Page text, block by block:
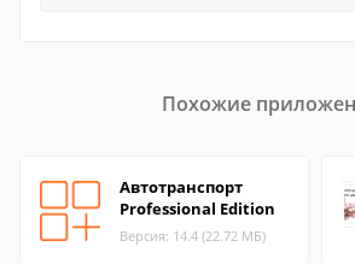
Похожие
Автотранспорт
Professional Edition
Версия: 14.4 (22.72 МБ)